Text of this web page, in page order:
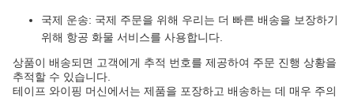
국제 운송: 국제 주문을 위해 우리는 더 빠른 배송을 보장하기
위해 항공 화물 서비스를 사용합니다.
상품이 배송되면 고객에게 추적 번호를 제공하여 주문 진행 상황을
추적할 수 있습니다.
테이프 와이핑 머신에서는 제품을 포장하고 배송하는 데 매우 주의